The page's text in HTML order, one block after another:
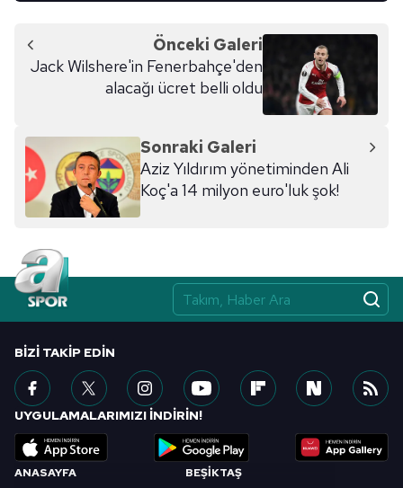
Önceki Galeri
Jack Wilshere'in Fenerbahçe'den
alacağı ücret belli oldu
Sonraki Galeri
Aziz Yıldırım yönetiminden Ali
Koç'a 14 milyon euro'luk şok!
ANASAYFA
BEŞİKTAŞ
BIZI TAKIP EDIN
UYGULAMALARIMIZI İNDİRİN!